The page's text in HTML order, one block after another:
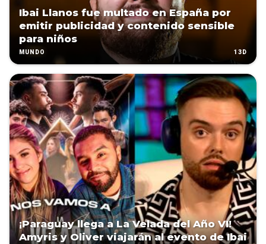
Ibai Llanos fue multado en España por
emitir publicidad y contenido sensible
para niños
MUNDO 13D
¡Paraguay llega a La Velada del Año VI!
Amyris y Oliver viajarán al evento de Ibai